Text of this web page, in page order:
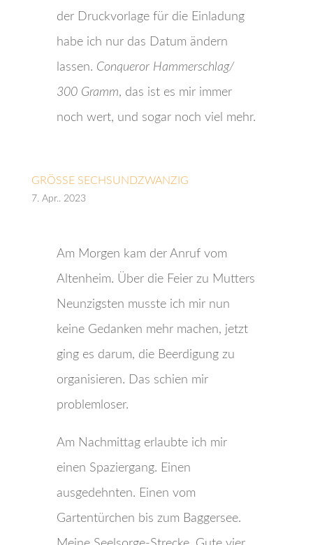
der Druckvorlage für die Einladung
habe ich nur das Datum ändern
lassen. Conqueror Hammerschlag/
300 Gramm, das ist es mir immer
noch wert, und sogar noch viel mehr.
GRÖSSE SECHSUNDZWANZIG
7. Apr.. 2023
Am Morgen kam der Anruf vom
Altenheim. Über die Feier zu Mutters
Neunzigsten musste ich mir nun
keine Gedanken mehr machen, jetzt
ging es darum, die Beerdigung zu
organisieren. Das schien mir
problemloser.
Am Nachmittag erlaubte ich mir
einen Spaziergang. Einen
ausgedehnten. Einen vom
Gartentürchen bis zum Baggersee.